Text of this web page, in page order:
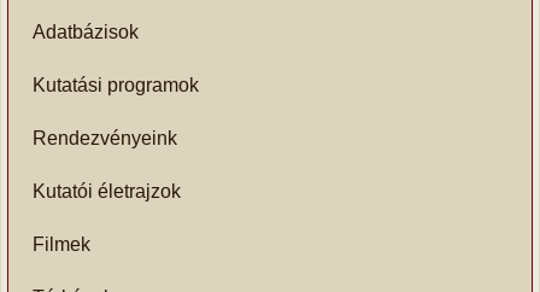
Adatbázisok
Kutatási programok
Rendezvényeink
Kutatói életrajzok
Filmek